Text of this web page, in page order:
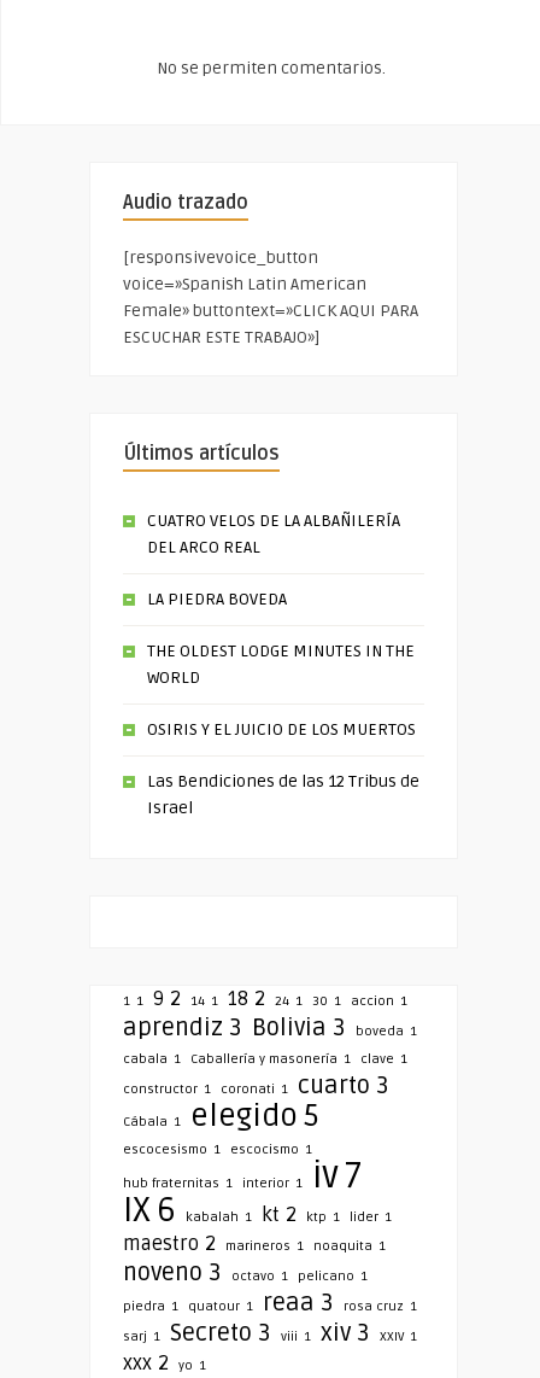
No se permiten comentarios.
Audio trazado
[responsivevoice_button
voice=»Spanish Latin American
Female» buttontext=»CLICK AQUI PARA
ESCUCHAR ESTE TRABAJO»]
Últimos artículos
CUATRO VELOS DE LA ALBAÑILERÍA
DEL ARCO REAL
LA PIEDRA BOVEDA
THE OLDEST LODGE MINUTES IN THE
WORLD
OSIRIS Y EL JUICIO DE LOS MUERTOS
Las Bendiciones de las 12 Tribus de
Israel
1 1 9 2 14 1 18 2 24 1 30 1 accion 1
aprendiz 3 Bolivia 3 boveda 1
cabala 1 Caballería y masonería 1 clave 1
constructor 1 coronati 1 cuarto 3
Cábala 1 elegido5
escocesismo 1 escocismo 1
hub fraternitas 1 interior 1 iv7
IX 6 kabalah 1 kt 2 ktp 1 lider 1
maestro 2 marineros 1 noaquita 1
noveno 3 octavo 1 pelicano 1
piedra 1 quatour 1 reaa 3 rosa cruz 1
sarj 1 Secreto 3 viii 1 xiv 3 XXIV 1
xxx 2 yo 1